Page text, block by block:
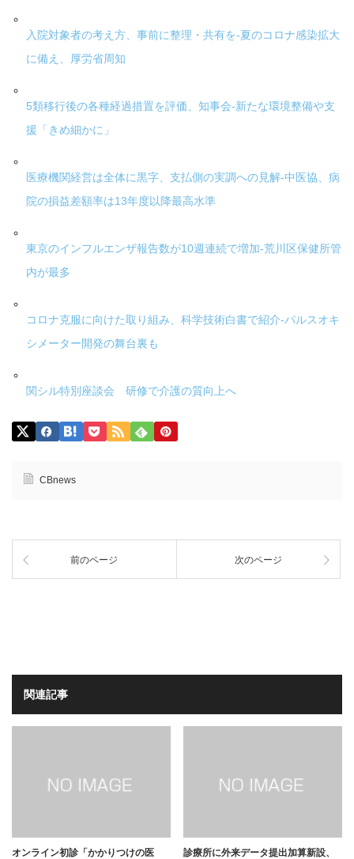
入院対象者の考え方、事前に整理・共有を-夏のコロナ感染拡大
に備え、厚労省周知
5類移行後の各種経過措置を評価、知事会-新たな環境整備や支
援「きめ細かに」
医療機関経営は全体に黒字、支払側の実調への見解-中医協、病
院の損益差額率は13年度以降最高水準
東京のインフルエンザ報告数が10週連続で増加-荒川区保健所管
内が最多
コロナ克服に向けた取り組み、科学技術白書で紹介-パルスオキ
シメーター開発の舞台裏も
関シル特別座談会 研修で介護の質向上へ
CBnews
前のページ 次のページ
関連記事
オンライン初診「かかりつけの医
診療所に外来データ提出加算新設、